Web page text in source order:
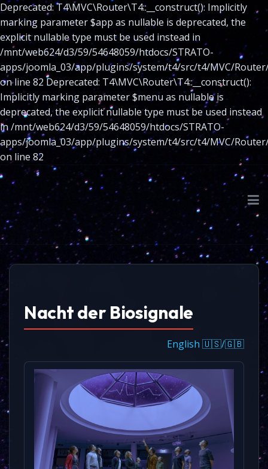
Deprecated: T4\MVC\Router\T4::__construct(): Implicitly
marking parameter $app as nullable is deprecated, the
explicit nullable type must be used instead in
/mnt/web624/d3/59/54648059/htdocs/STRATO-
apps/joomla_03/app/plugins/system/t4/src/t4/MVC/
on line 82 Deprecated: T4\MVC\Router\T4::__construct():
Implicitly marking parameter $menu as nullable is
deprecated, the explicit nullable type must be used instead
in /mnt/web624/d3/59/54648059/htdocs/STRATO-
apps/joomla_03/app/plugins/system/t4/src/t4/MVC/
on line 82
Nacht der Biosignale
English 🇺🇸/🇬🇧